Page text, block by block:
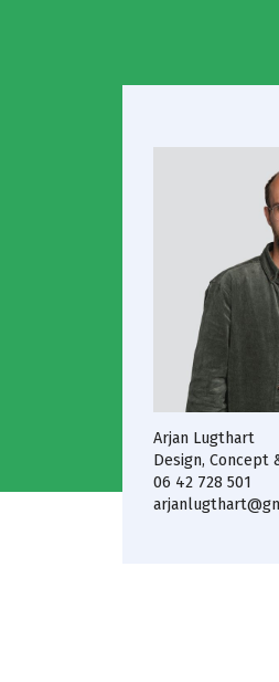
Arjan Lugthart
Design, Concept
06 42 728 501